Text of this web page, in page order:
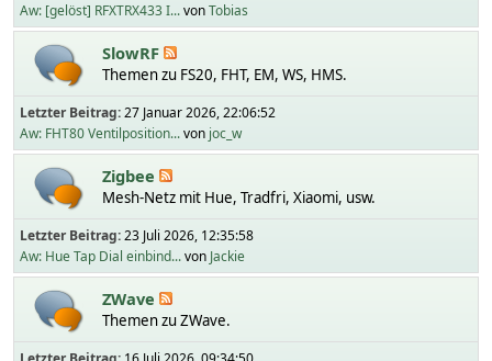
Aw: [gelöst] RFXTRX433 I...vonTobias
SlowRF
Themen zu FS20, FHT, EM, WS, HMS.
Letzter Beitrag:27 Januar 2026, 22:06:52
Aw: FHT80 Ventilposition...von joc_w
Zigbee
Mesh-Netz mit Hue, Tradfri, Xiaomi, usw.
Letzter Beitrag:23 Juli 2026, 12:35:58
Aw: Hue Tap Dial einbind...von Jackie
ZWave
Themen zu ZWave.